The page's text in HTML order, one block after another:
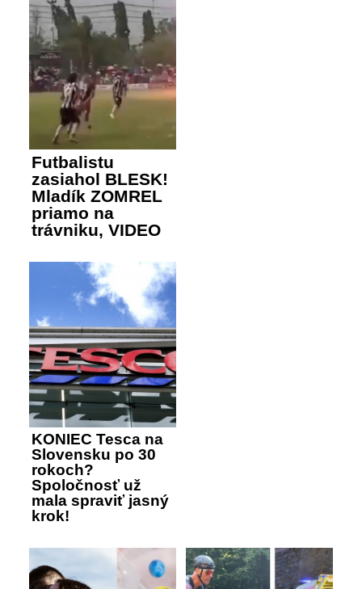
Futbalistu
zasiahol BLESK!
Mladík ZOMREL
priamo na
trávniku, VIDEO
KONIEC Tesca na
Slovensku po 30
rokoch?
Spoločnosť už
mala spraviť jasný
krok!